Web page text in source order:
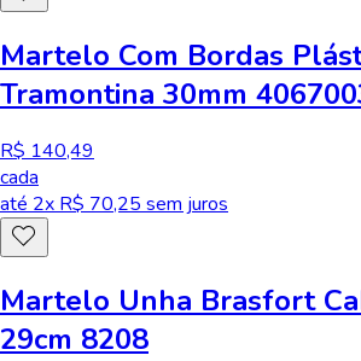
Martelo Com Bordas
Tramontina 30mm
R$ 140,49
cada
até 2x R$ 70,25 sem juros
Martelo Unha Brasfort
29cm 8208